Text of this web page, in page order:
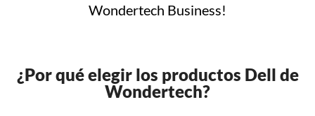
Wondertech Business!
¿Por qué elegir los productos Dell de
Wondertech?